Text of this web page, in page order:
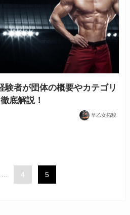
験者が団体の概要やカテゴリ
底解説！
早乙女拓駿
... 4 5